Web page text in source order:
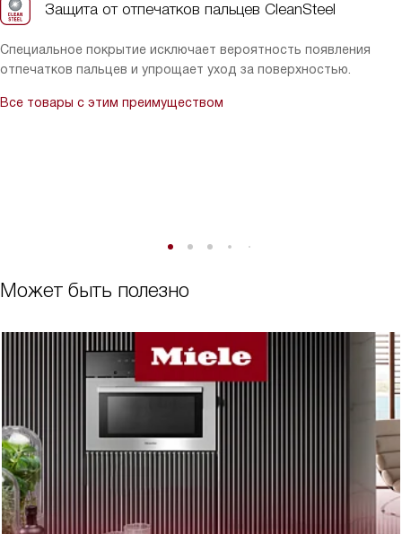
Защита от отпечатков пальцев CleanSteel
Специальное покрытие исключает вероятность появления
отпечатков пальцев и упрощает уход за поверхностью.
Все товары с этим преимуществом
Может быть полезно